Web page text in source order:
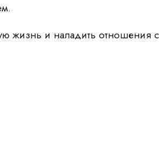
жизнь и наладить отношения